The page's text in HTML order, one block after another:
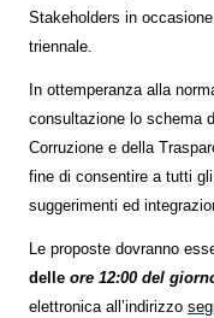
Stakeholders in
triennale.
In ottemperanza alla
consultazione lo schema
Corruzione e della
fine di consentire a tutti
suggerimenti ed
Le proposte dovranno
delle ore 12:00 del
elettronica all’indirizzo